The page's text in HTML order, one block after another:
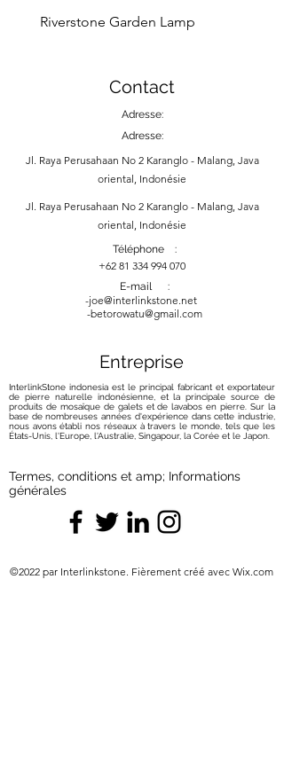
Riverstone Garden Lamp
Contact
Adresse:
Adresse:
Jl. Raya Perusahaan No 2 Karanglo - Malang, Java
oriental, Indonésie
Jl. Raya Perusahaan No 2 Karanglo - Malang, Java
oriental, Indonésie
Téléphone :
+62 81 334 994 070
E-mail :
-joe@interlinkstone.net
-betorowatu@gmail.com
Entreprise
InterlinkStone indonesia est le principal fabricant et exportateur
de pierre naturelle indonésienne, et la principale source de
produits de mosaïque de galets et de lavabos en pierre. Sur la
base de nombreuses années d'expérience dans cette industrie,
nous avons établi nos réseaux à travers le monde, tels que les
États-Unis, l'Europe, l'Australie, Singapour, la Corée et le Japon.
Termes, conditions et amp; Informations
générales
©2022 par Interlinkstone. Fièrement créé avec Wix.com